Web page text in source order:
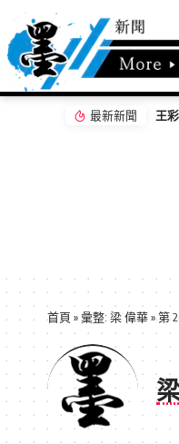
最新新聞 王
首頁 »彙整: 梁 偉華»第